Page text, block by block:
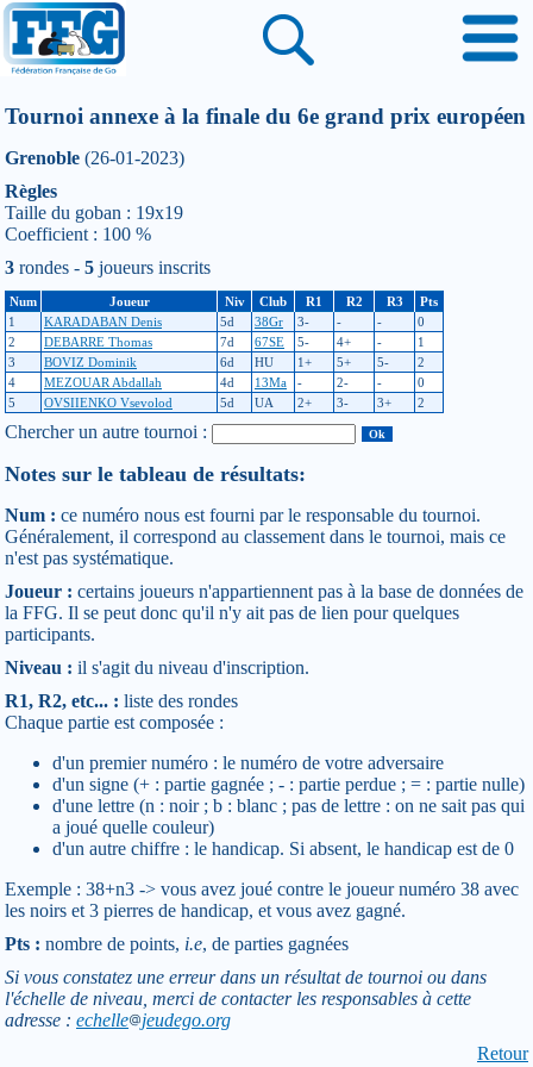
Tournoi annexe à la finale du 6e grand prix européen
Grenoble (26-01-2023)
Règles
Taille du goban : 19x19
Coefficient : 100 %
3 rondes - 5 joueurs inscrits
Num Joueur Niv Club R1 R2 R3
Pts
1
KARADABAN Denis 5d 38Gr 3- - -
0
2
DEBARRE Thomas 7d 67SE 5- 4+ -
1
3
BOVIZ Dominik 6d HU 1+ 5+ 5-
2
4
MEZOUAR Abdallah 4d 13Ma - 2- -
0
5
OVSIIENKO Vsevolod 5d UA 2+ 3- 3+ 2
Chercher un autre tournoi :
Notes sur le tableau de résultats:
Num : ce numéro nous est fourni par le responsable du tournoi.
Généralement, il correspond au classement dans le tournoi, mais ce
n'est pas systématique.
Joueur : certains joueurs n'appartiennent pas à la base de données de
la FFG. Il se peut donc qu'il n'y ait pas de lien pour quelques
participants.
Niveau : il s'agit du niveau d'inscription.
R1, R2, etc... : liste des rondes
Chaque partie est composée :
d'un premier numéro : le numéro de votre adversaire
d'un signe (+ : partie gagnée ; - : partie perdue ; = : partie nulle)
d'une lettre (n : noir ; b : blanc ; pas de lettre : on ne sait pas qui
a joué quelle couleur)
d'un autre chiffre : le handicap. Si absent, le handicap est de 0
Exemple : 38+n3 -> vous avez joué contre le joueur numéro 38 avec
les noirs et 3 pierres de handicap, et vous avez gagné.
Pts : nombre de points, i.e, de parties gagnées
Si vous constatez une erreur dans un résultat de tournoi ou dans
l'échelle de niveau, merci de contacter les responsables à cette
adresse : echelle
jeudego.org
Retour